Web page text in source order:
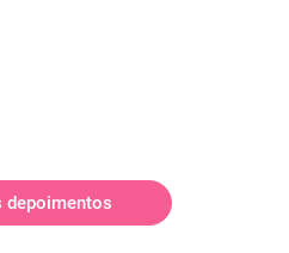
depoimentos